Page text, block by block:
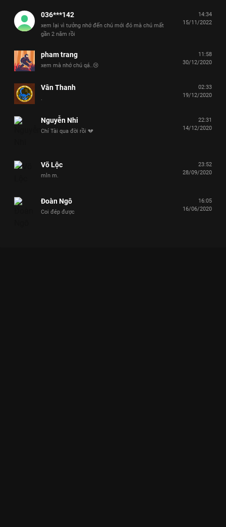
036***142
xem lại vì tưởng nhớ đến chú mới đó mà chú mất
gần 2 năm rồi
14:34
15/11/2022
pham trang
xem mà nhớ chú qá..😢
11:58
30/12/2020
Vân Thanh
02:33
19/12/2020
Nguyễn Nhi
Chí Tài qua đời rồi 💔
22:31
14/12/2020
Võ Lộc
mln m.
23:52
28/09/2020
Đoàn Ngô
Coi đép được
16:05
16/06/2020